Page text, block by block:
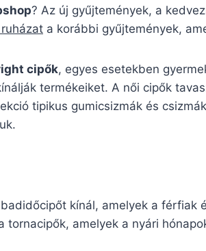
? Az új gyűjtemények, a
a korábbi gyűjtemények,
cipők, egyes esetekben
termékeiket. A női cipők
tipikus gumicsizmák és
kínál, amelyek a férfiak
amelyek a nyári